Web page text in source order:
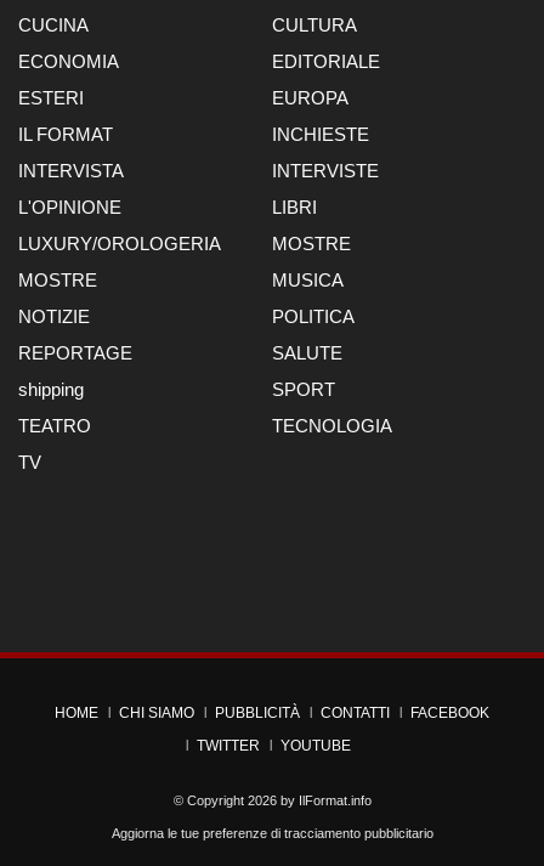
CUCINA
CULTURA
ECONOMIA
EDITORIALE
ESTERI
EUROPA
IL FORMAT
INCHIESTE
INTERVISTA
INTERVISTE
L'OPINIONE
LIBRI
LUXURY/OROLOGERIA
MOSTRE
MOSTRE
MUSICA
NOTIZIE
POLITICA
REPORTAGE
SALUTE
shipping
SPORT
TEATRO
TECNOLOGIA
TV
HOME CHI SIAMO PUBBLICITÀ CONTATTI
FACEBOOK
TWITTER
YOUTUBE
© Copyright 2026 by IlFormat.info
Aggiorna le tue preferenze di tracciamento pubblicitario